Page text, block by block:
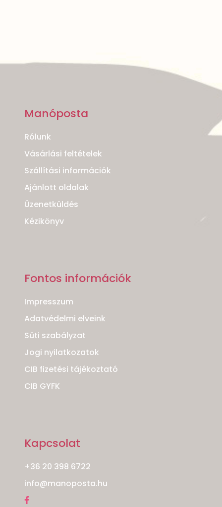
Manóposta
Rólunk
Vásárlási feltételek
Szállítási információk
Ajánlott oldalak
Üzenetküldés
Kézikönyv
Fontos információk
Impresszum
Adatvédelmi elveink
Süti szabályzat
Jogi nyilatkozatok
CIB fizetési tájékoztató
CIB GYFK
Kapcsolat
+36 20 398 6722
info@manoposta.hu